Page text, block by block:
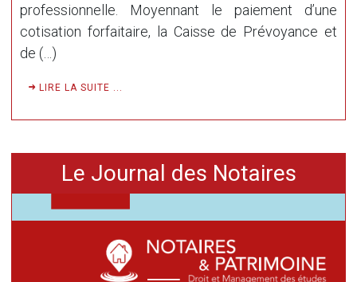
professionnelle. Moyennant le paiement d’une
cotisation forfaitaire, la Caisse de Prévoyance et
de (…)
LIRE LA SUITE ...
Le Journal des Notaires